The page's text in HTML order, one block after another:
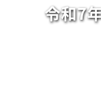
令和7